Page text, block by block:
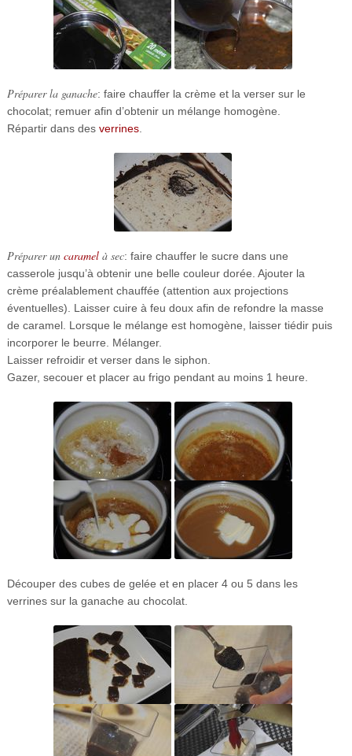
Préparer la ganache: faire chauffer la crème et la verser sur le
chocolat; remuer afin d’obtenir un mélange homogène.
Répartir dans des verrines.
Préparer un caramelà sec: faire chauffer le sucre dans une
casserole jusqu’à obtenir une belle couleur dorée. Ajouter la
crème préalablement chauffée (attention aux projections
éventuelles). Laisser cuire à feu doux afin de refondre la masse
de caramel. Lorsque le mélange est homogène, laisser tiédir puis
incorporer le beurre. Mélanger.
Laisser refroidir et verser dans le siphon.
Gazer, secouer et placer au frigo pendant au moins 1 heure.
Découper des cubes de gelée et en placer 4 ou 5 dans les
verrines sur la ganache au chocolat.